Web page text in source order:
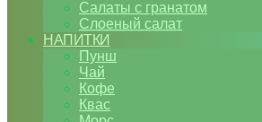
Салаты с гранатом
Слоеный салат
НАПИТКИ
Пунш
Чай
Кофе
Квас